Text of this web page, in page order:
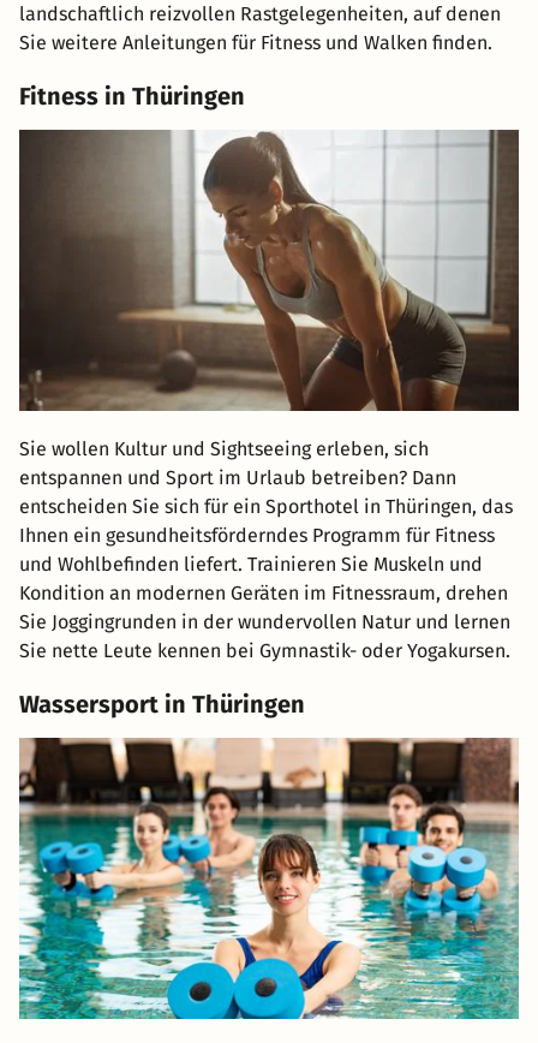
landschaftlich reizvollen Rastgelegenheiten, auf denen
Sie weitere Anleitungen für Fitness und Walken finden.
Fitness in Thüringen
Sie wollen Kultur und Sightseeing erleben, sich
entspannen und Sport im Urlaub betreiben? Dann
entscheiden Sie sich für ein Sporthotel in Thüringen, das
Ihnen ein gesundheitsförderndes Programm für Fitness
und Wohlbefinden liefert. Trainieren Sie Muskeln und
Kondition an modernen Geräten im Fitnessraum, drehen
Sie Joggingrunden in der wundervollen Natur und lernen
Sie nette Leute kennen bei Gymnastik- oder Yogakursen.
Wassersport in Thüringen